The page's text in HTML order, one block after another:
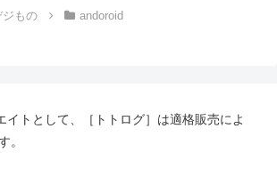
ジもの andoroid
イトとして、［トトログ］は適格販売によ
。